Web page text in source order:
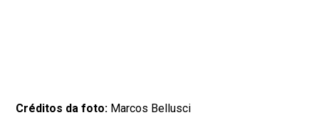
Créditos da foto: Marcos Bellusci